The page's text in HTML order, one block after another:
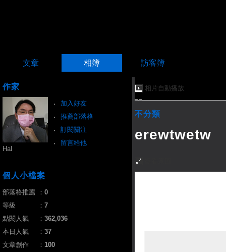
文章 相簿 訪客簿
相片自動播放
不分類
erewtwetw
作家
加入好友
推薦部落格
訂閱關注
留言給他
Hal
個人小檔案
部落格推薦 ： 0
等級
： 7
點閱人氣
： 362,036
本日人氣
： 37
文章創作
： 100